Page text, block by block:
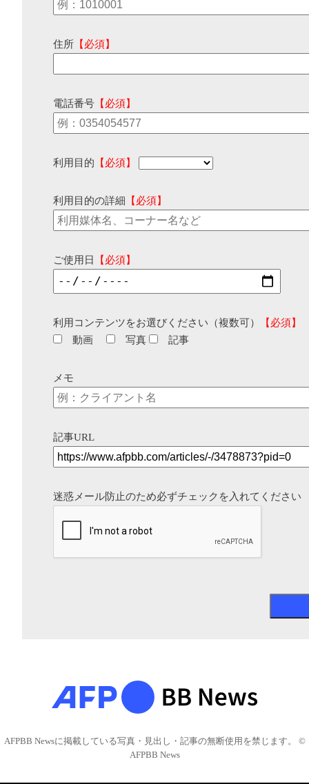
住所 【必須】
電話番号 【必須】
利用目的 【必須】
利用目的の詳細 【必須】
ご使用日 【必須】
利用コンテンツをお選びください（複数可）
【必須】
動画
写真 記事
メモ
記事URL
迷惑メール防止のため必ずチェックを入れてください
AFPBB Newsに掲載している写真・見出し・記事の無断使用を禁じます。 ©
AFPBB News